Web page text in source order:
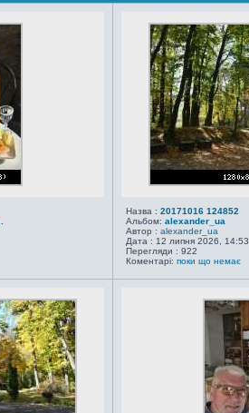
Назва : 20171016 124852
Альбом: alexander_ua
Автор : alexander_ua
Дата : 12 липня 2026, 14:53
Перегляди : 922
Коментарі: поки що немає